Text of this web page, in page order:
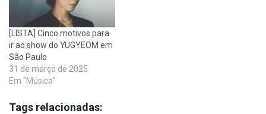
[LISTA] Cinco motivos para
ir ao show do YUGYEOM em
São Paulo
31 de março de 2025
Em "Música"
Tags relacionadas: